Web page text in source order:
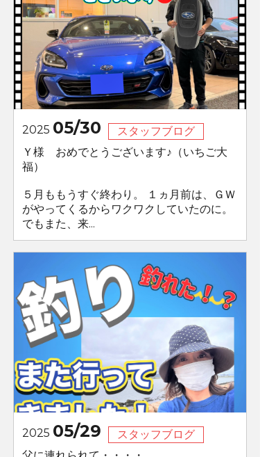
2025 05/30
スタッフブログ
Ｙ様 おめでとうございます♪（いちご大
福）
５月ももうすぐ終わり。 １ヵ月前は、ＧＷ
がやってくるからワクワクしていたのに。
でもまた、来...
2025 05/29
スタッフブログ